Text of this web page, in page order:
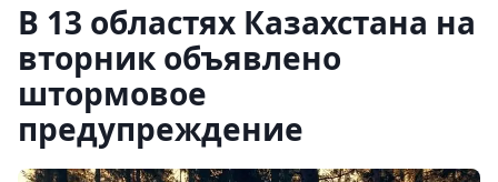
В 13 областях Казахстана на
вторник объявлено
штормовое
предупреждение